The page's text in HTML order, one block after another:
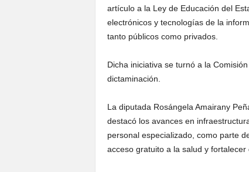
artículo a la Ley de Educación del
electrónicos y tecnologías de la
tanto públicos como privados.
Dicha iniciativa se turnó a la
dictaminación.
La diputada Rosángela Amairany
destacó los avances en
personal especializado, como parte
acceso gratuito a la salud y